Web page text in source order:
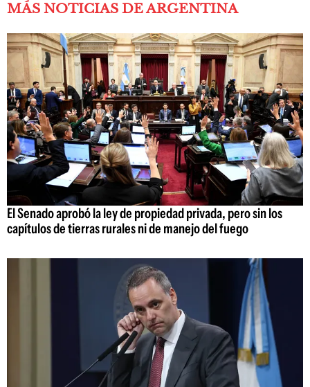
MÁS NOTICIAS DE ARGENTINA
El Senado aprobó la ley de propiedad privada, pero sin los
capítulos de tierras rurales ni de manejo del fuego